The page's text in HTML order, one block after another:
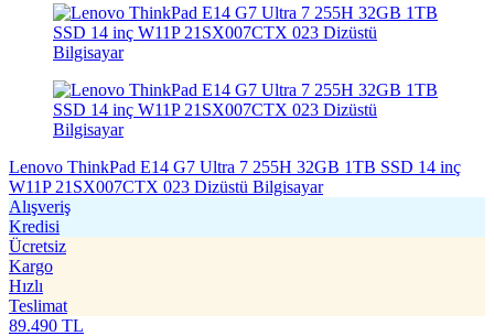
Lenovo ThinkPad E14 G7 Ultra 7 255H 32GB 1TB SSD 14 inç
W11P 21SX007CTX 023 Dizüstü Bilgisayar
Alışveriş
Kredisi
Ücretsiz
Kargo
Hızlı
Teslimat
89.490 TL